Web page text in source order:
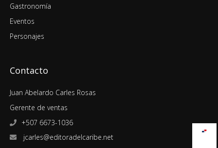
Gastronomía
Eventos
Personajes
Contacto
Juan Abelardo Carles Rosas
Gerente de ventas
+507 6673-1036
jcarles@editoradelcaribe.net